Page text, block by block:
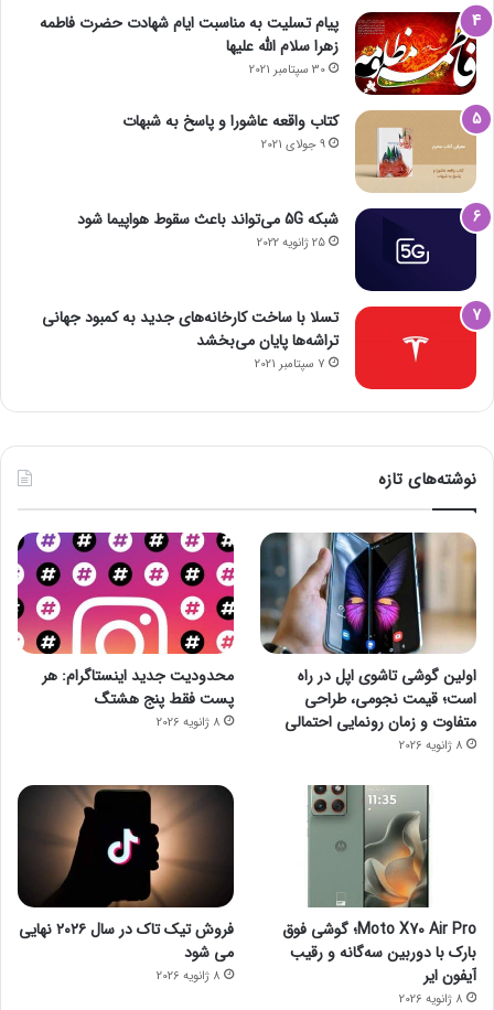
پیام تسلیت به مناسبت ایام شهادت حضرت فاطمه
زهرا سلام الله علیها
30 سپتامبر 2021
کتاب واقعه عاشورا و پاسخ به شبهات
9 جولای 2021
شبکه 5G می‌تواند باعث سقوط هواپیما شود
25 ژانویه 2022
تسلا با ساخت کارخانه‌های جدید به کمبود جهانی
تراشه‌ها پایان می‌بخشد
7 سپتامبر 2021
نوشته‌های تازه
اولین گوشی تاشوی اپل در راه
است؛ قیمت نجومی، طراحی
متفاوت و زمان رونمایی احتمالی
8 ژانویه 2026
محدودیت جدید اینستاگرام: هر
پست فقط پنج هشتگ
8 ژانویه 2026
Moto X70 Air Pro؛ گوشی فوق
بارک با دوربین سه‌گانه و رقیب
آیفون ایر
8 ژانویه 2026
فروش تیک تاک در سال ۲۰۲۶ نهایی
می شود
8 ژانویه 2026